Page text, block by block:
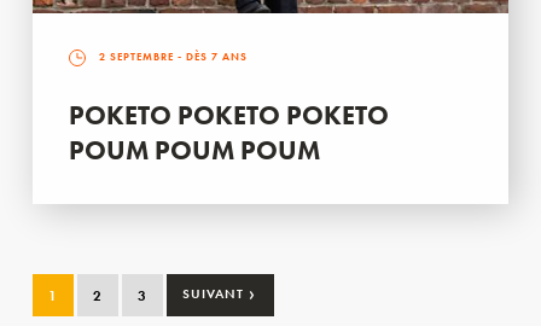
2 SEPTEMBRE - DÈS 7 ANS
POKETO POKETO POKETO
POUM POUM POUM
1 2 3 SUIVANT ›